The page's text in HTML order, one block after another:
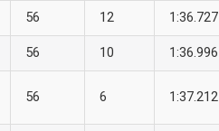
56 12 1:36.727
56 10 1:36.996
56 6 1:37.212